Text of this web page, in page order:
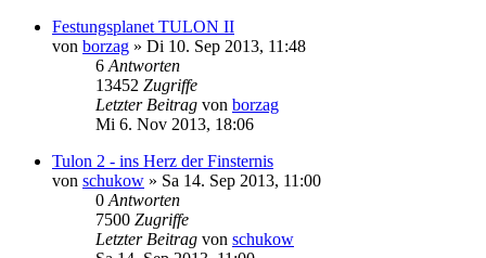
Festungsplanet TULON II
von borzag » Di 10. Sep 2013, 11:48
6 Antworten
13452 Zugriffe
Letzter Beitrag von borzag
Mi 6. Nov 2013, 18:06
Tulon 2 - ins Herz der Finsternis
von schukow » Sa 14. Sep 2013, 11:00
0 Antworten
7500 Zugriffe
Letzter Beitrag von schukow